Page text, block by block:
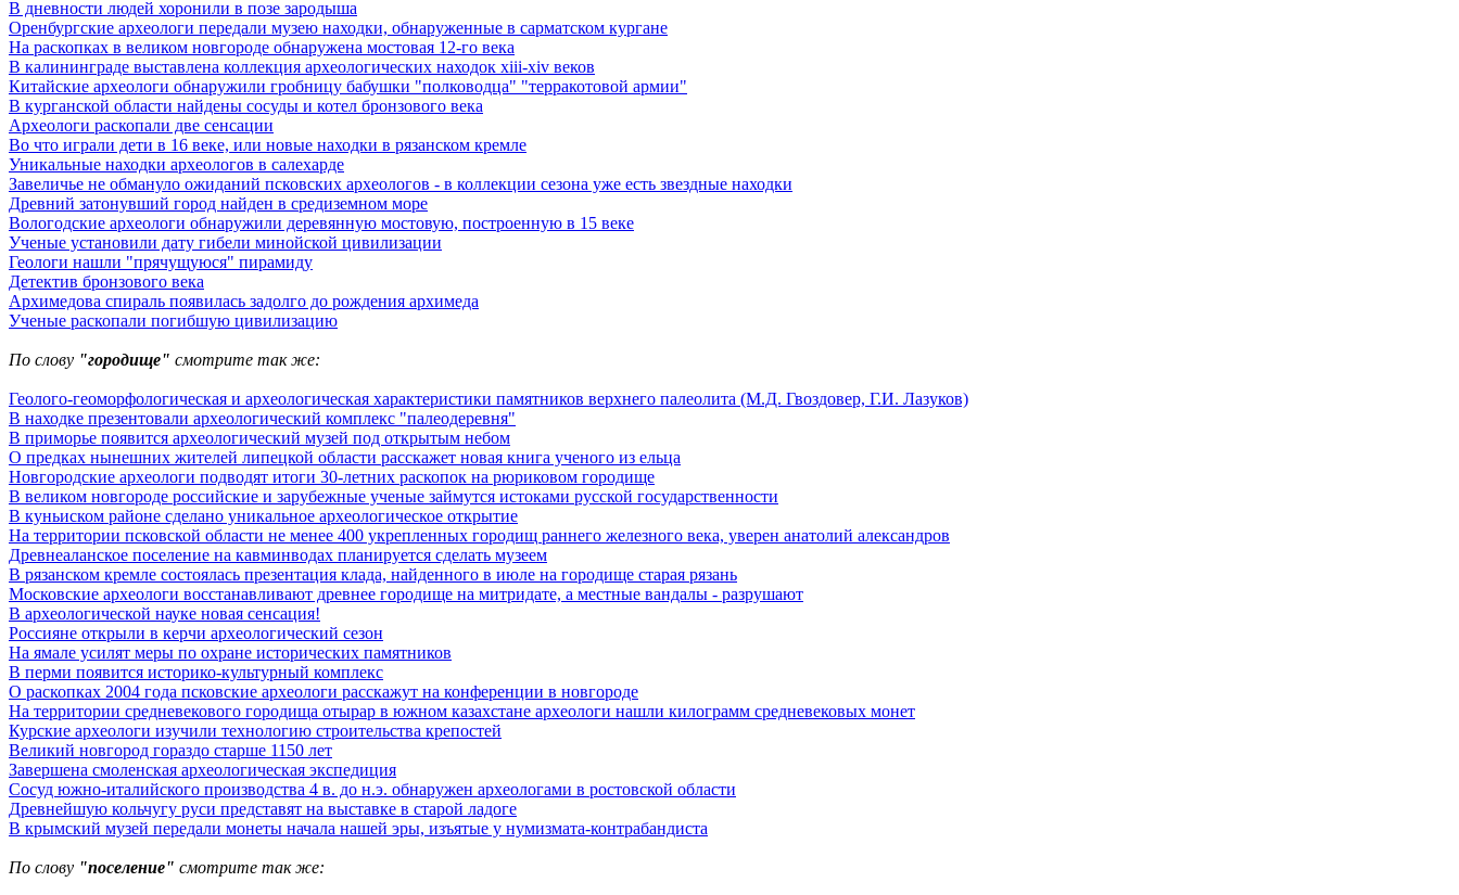
В дневности людей хоронили в позе зародыша
Оренбургские археологи передали музею находки, обнаруженные в сарматском кургане
На раскопках в великом новгороде обнаружена мостовая 12-го века
В калининграде выставлена коллекция археологических находок xiii-xiv веков
Китайские археологи обнаружили гробницу бабушки "полководца" "терракотовой армии"
В курганской области найдены сосуды и котел бронзового века
Археологи раскопали две сенсации
Во что играли дети в 16 веке, или новые находки в рязанском кремле
Уникальные находки археологов в салехарде
Завеличье не обмануло ожиданий псковских археологов - в коллекции сезона уже есть звездные находки
Древний затонувший город найден в средиземном море
Вологодские археологи обнаружили деревянную мостовую, построенную в 15 веке
Ученые установили дату гибели минойской цивилизации
Геологи нашли "прячущуюся" пирамиду
Детектив бронзового века
Архимедова спираль появилась задолго до рождения архимеда
Ученые раскопали погибшую цивилизацию
По слову "городище" смотрите так же:
Геолого-геоморфологическая и археологическая характеристики памятников верхнего палеолита (М.Д. Гвоздовер, Г.И. Лазуков)
В находке презентовали археологический комплекс "палеодеревня"
В приморье появится археологический музей под открытым небом
О предках нынешних жителей липецкой области расскажет новая книга ученого из ельца
Новгородские археологи подводят итоги 30-летних раскопок на рюриковом городище
В великом новгороде российские и зарубежные ученые займутся истоками русской государственности
В куньиском районе сделано уникальное археологическое открытие
На территории псковской области не менее 400 укрепленных городищ раннего железного века, уверен анатолий александров
Древнеаланское поселение на кавминводах планируется сделать музеем
В рязанском кремле состоялась презентация клада, найденного в июле на городище старая рязань
Московские археологи восстанавливают древнее городище на митридате, а местные вандалы - разрушают
В археологической науке новая сенсация!
Россияне открыли в керчи археологический сезон
На ямале усилят меры по охране исторических памятников
В перми появится историко-культурный комплекс
О раскопках 2004 года псковские археологи расскажут на конференции в новгороде
На территории средневекового городища отырар в южном казахстане археологи нашли килограмм средневековых монет
Курские археологи изучили технологию строительства крепостей
Великий новгород гораздо старше 1150 лет
Завершена смоленская археологическая экспедиция
Сосуд южно-италийского производства 4 в. до н.э. обнаружен археологами в ростовской области
Древнейшую кольчугу руси представят на выставке в старой ладоге
В крымский музей передали монеты начала нашей эры, изъятые у нумизмата-контрабандиста
По слову "поселение" смотрите так же: